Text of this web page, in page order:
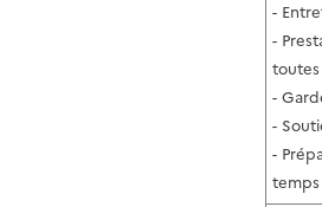
-
-
toutes
-
-
-
temps